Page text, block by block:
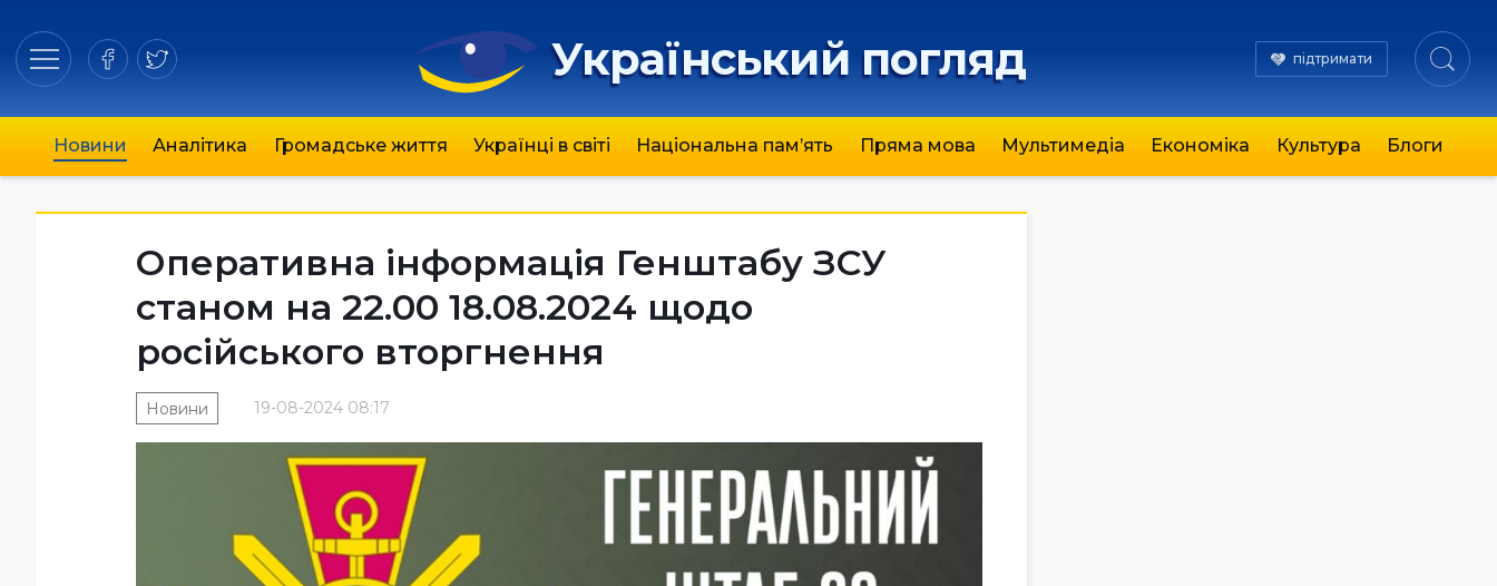
Український погляд підтримати
Новини Аналітика Громадське життя Українці в світі Національна пам’ять Пряма мова Мультимедіа Економіка Культура Блоги
Оперативна інформація Генштабу ЗСУ
станом на 22.00 18.08.2024 щодо
російського вторгнення
19-08-2024 08:17
Новини